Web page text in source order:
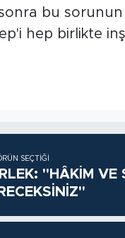
bu sorunun
hep birlikte
SEÇTIĞI
"HÂKİM VE